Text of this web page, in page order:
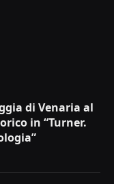
di Venaria al
in “Turner.